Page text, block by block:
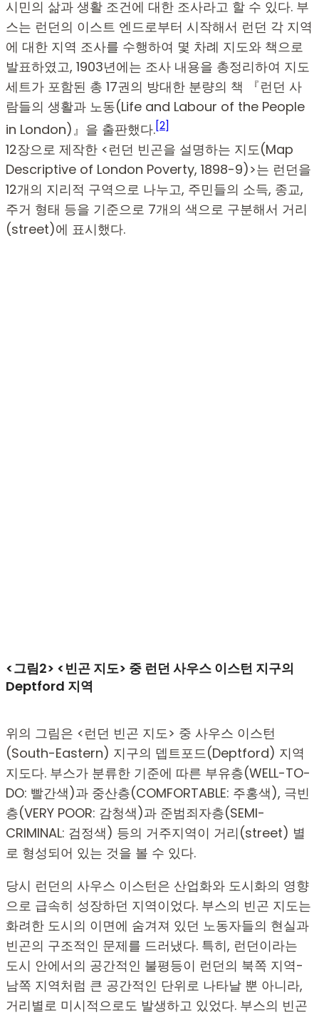
시민의 삶과 생활 조건에 대한 조사라고 할 수 있다. 부
스는 런던의 이스트 엔드로부터 시작해서 런던 각 지역
에 대한 지역 조사를 수행하여 몇 차례 지도와 책으로
발표하였고, 1903년에는 조사 내용을 총정리하여 지도
세트가 포함된 총 17권의 방대한 분량의 책 『런던 사
람들의 생활과 노동(Life and Labour of the People
in London)』을 출판했다.[2]
12장으로 제작한 <런던 빈곤을 설명하는 지도(Map
Descriptive of London Poverty, 1898-9)>는 런던을
12개의 지리적 구역으로 나누고, 주민들의 소득, 종교,
주거 형태 등을 기준으로 7개의 색으로 구분해서 거리
(street)에 표시했다.
<그림2> <빈곤 지도> 중 런던 사우스 이스턴 지구의
Deptford 지역
위의 그림은 <런던 빈곤 지도> 중 사우스 이스턴
(South-Eastern) 지구의 뎁트포드(Deptford) 지역
지도다. 부스가 분류한 기준에 따른 부유층(WELL-TO-
DO: 빨간색)과 중산층(COMFORTABLE: 주홍색), 극빈
층(VERY POOR: 감청색)과 준범죄자층(SEMI-
CRIMINAL: 검정색) 등의 거주지역이 거리(street) 별
로 형성되어 있는 것을 볼 수 있다.
당시 런던의 사우스 이스턴은 산업화와 도시화의 영향
으로 급속히 성장하던 지역이었다. 부스의 빈곤 지도는
화려한 도시의 이면에 숨겨져 있던 노동자들의 현실과
빈곤의 구조적인 문제를 드러냈다. 특히, 런던이라는
도시 안에서의 공간적인 불평등이 런던의 북쪽 지역-
남쪽 지역처럼 큰 공간적인 단위로 나타날 뿐 아니라,
거리별로 미시적으로도 발생하고 있었다. 부스의 빈곤